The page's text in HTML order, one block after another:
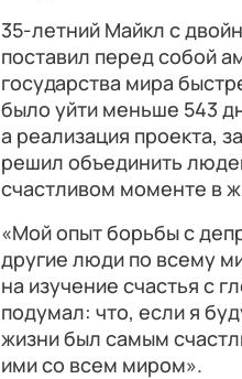
35-летний Майкл с
поставил перед собой
государства мира
было уйти меньше 543
а реализация проекта,
решил объединить
счастливом моменте в
«Мой опыт борьбы с
другие люди по всему
на изучение счастья с
подумал: что, если я
жизни был самым
ими со всем миром».